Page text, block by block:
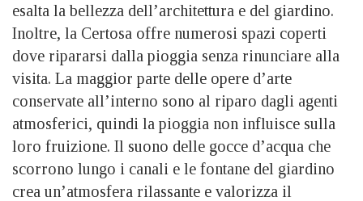
esalta la bellezza dell’architettura e del giardino.
Inoltre, la Certosa offre numerosi spazi coperti
dove ripararsi dalla pioggia senza rinunciare alla
visita. La maggior parte delle opere d’arte
conservate all’interno sono al riparo dagli agenti
atmosferici, quindi la pioggia non influisce sulla
loro fruizione. Il suono delle gocce d’acqua che
scorrono lungo i canali e le fontane del giardino
crea un’atmosfera rilassante e valorizza il